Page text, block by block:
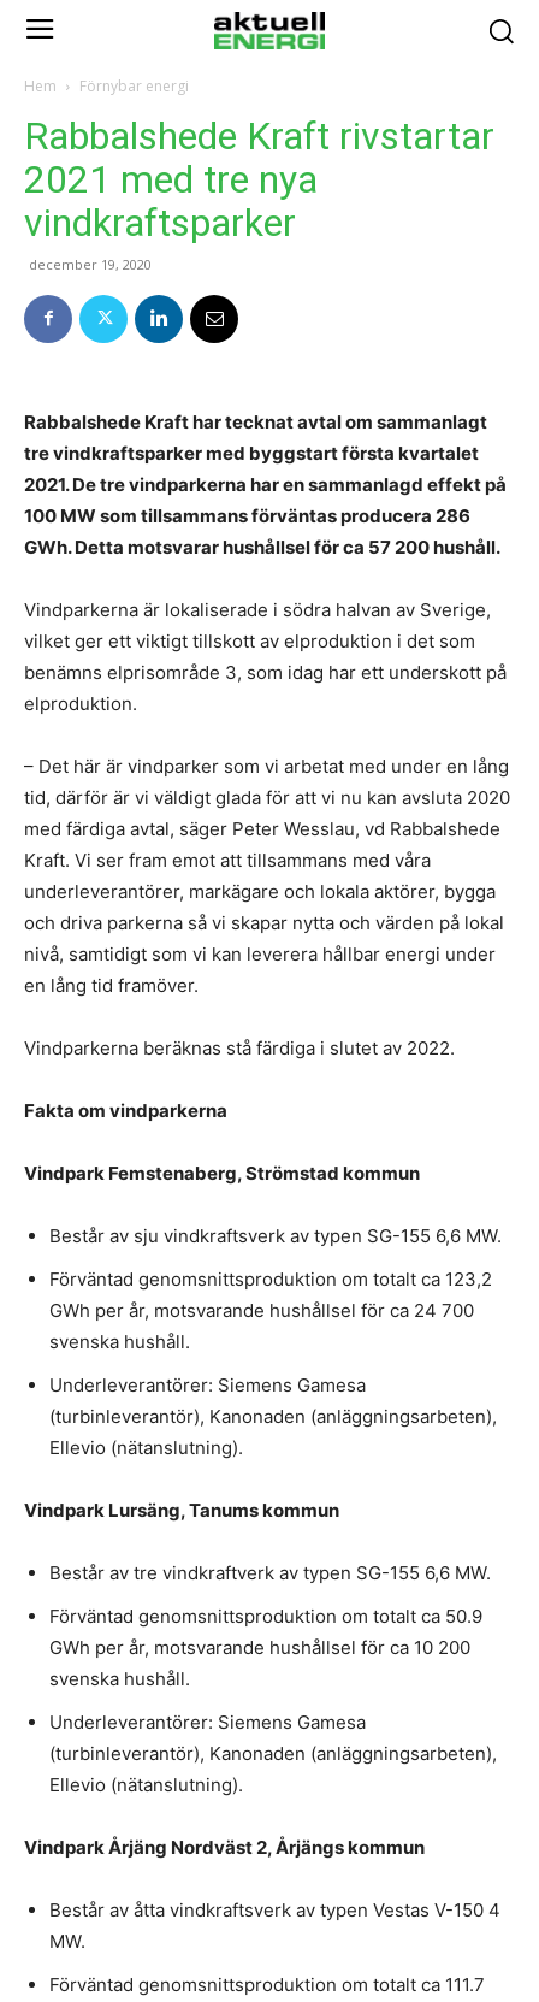
Hem Förnybar energi
Rabbalshede Kraft rivstartar
2021 med tre nya
vindkraftsparker
december 19, 2020
Rabbalshede Kraft har tecknat avtal om sammanlagt
tre vindkraftsparker med byggstart första kvartalet
2021. De tre vindparkerna har en sammanlagd effekt på
100 MW som tillsammans förväntas producera 286
GWh. Detta motsvarar hushållsel för ca 57 200 hushåll.
Vindparkerna är lokaliserade i södra halvan av Sverige,
vilket ger ett viktigt tillskott av elproduktion i det som
benämns elprisområde 3, som idag har ett underskott på
elproduktion.
– Det här är vindparker som vi arbetat med under en lång
tid, därför är vi väldigt glada för att vi nu kan avsluta 2020
med färdiga avtal, säger Peter Wesslau, vd Rabbalshede
Kraft. Vi ser fram emot att tillsammans med våra
underleverantörer, markägare och lokala aktörer, bygga
och driva parkerna så vi skapar nytta och värden på lokal
nivå, samtidigt som vi kan leverera hållbar energi under
en lång tid framöver.
Vindparkerna beräknas stå färdiga i slutet av 2022.
Fakta om vindparkerna
Vindpark Femstenaberg, Strömstad kommun
Består av sju vindkraftsverk av typen SG-155 6,6 MW.
Förväntad genomsnittsproduktion om totalt ca 123,2
GWh per år, motsvarande hushållsel för ca 24 700
svenska hushåll.
Underleverantörer: Siemens Gamesa
(turbinleverantör), Kanonaden (anläggningsarbeten),
Ellevio (nätanslutning).
Vindpark Lursäng, Tanums kommun
Består av tre vindkraftverk av typen SG-155 6,6 MW.
Förväntad genomsnittsproduktion om totalt ca 50.9
GWh per år, motsvarande hushållsel för ca 10 200
svenska hushåll.
Underleverantörer: Siemens Gamesa
(turbinleverantör), Kanonaden (anläggningsarbeten),
Ellevio (nätanslutning).
Vindpark Årjäng Nordväst 2, Årjängs kommun
Består av åtta vindkraftsverk av typen Vestas V-150 4
MW.
Förväntad genomsnittsproduktion om totalt ca 111.7